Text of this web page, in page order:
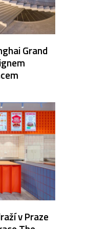
Grand
v Praze